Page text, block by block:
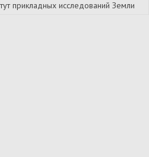
прикладных исследований Земли